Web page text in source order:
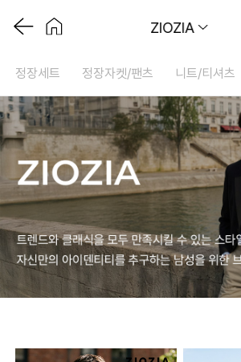
ZIOZIA
정장세트 정장자켓/팬츠 니트/티셔츠